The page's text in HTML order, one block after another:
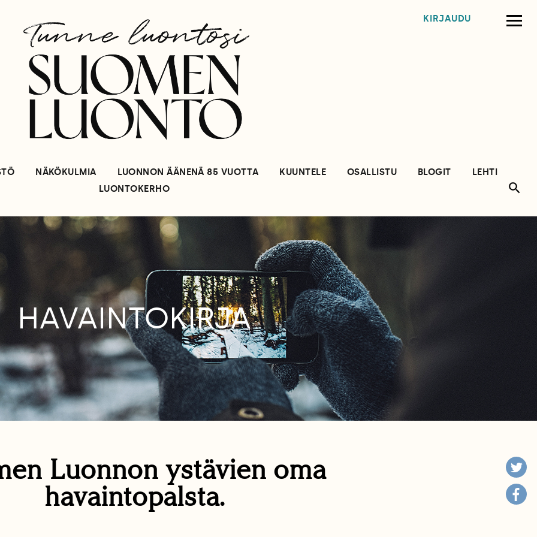
KIRJAUDU
NÄKÖKULMIA LUONNON ÄÄNENÄ 85 VUOTTA KUUNTELE OSALLISTU BLOGIT
LEHTI
LUONTOKERHO
HAVAINTOKIRJA
Luonnon ystävien oma
havaintopalsta.